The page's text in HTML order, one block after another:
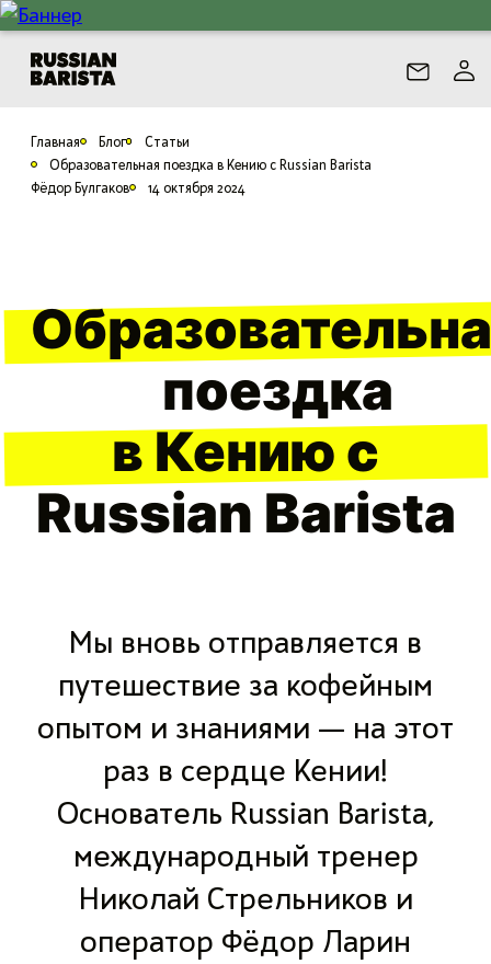
Главная Блог
Статьи
Образовательная поездка в Кению с Russian Barista
Фёдор Булгаков
14 октября 2024
поездка
в Кению с
Russian Barista
Мы вновь отправляется в
путешествие за кофейным
опытом и знаниями — на этот
раз в сердце Кении!
Основатель Russian Barista,
международный тренер
Николай Стрельников и
оператор Фёдор Ларин